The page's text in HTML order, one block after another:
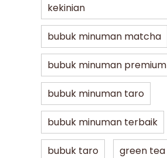
kekinian
bubuk minuman matcha
bubuk minuman premium
bubuk minuman taro
bubuk minuman terbaik
bubuk taro green tea